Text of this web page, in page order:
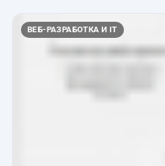
ВЕБ-РАЗРАБОТКА И IT